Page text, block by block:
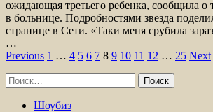
ожидающая третьего ребенка, сообщила о
в больнице. Подробностями звезда
странице в Сети. «Таки меня срубила
…
Пагинация
записей
Previous 1 … 4 5 6 7 8 9 10 11 12 … 25 Next
Найти:
Шоубиз